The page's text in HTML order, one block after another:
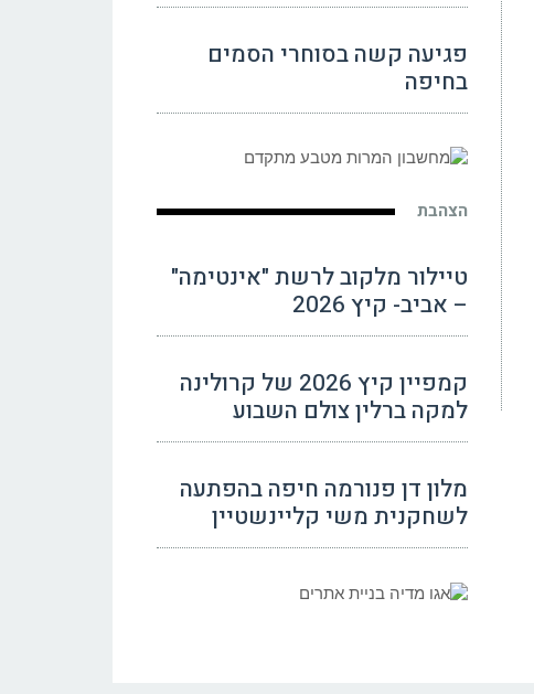
פגיעה קשה בסוחרי הסמים
בחיפה
הצהבת
טיילור מלקוב לרשת "אינטימה"
– אביב- קיץ 2026
קמפיין קיץ 2026 של קרולינה
למקה ברלין צולם השבוע
מלון דן פנורמה חיפה בהפתעה
לשחקנית משי קליינשטיין